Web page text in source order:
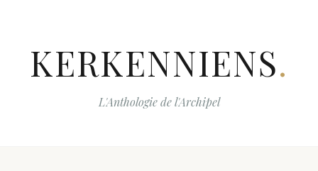
KERKENNIENS.
L'Anthologie de l'Archipel